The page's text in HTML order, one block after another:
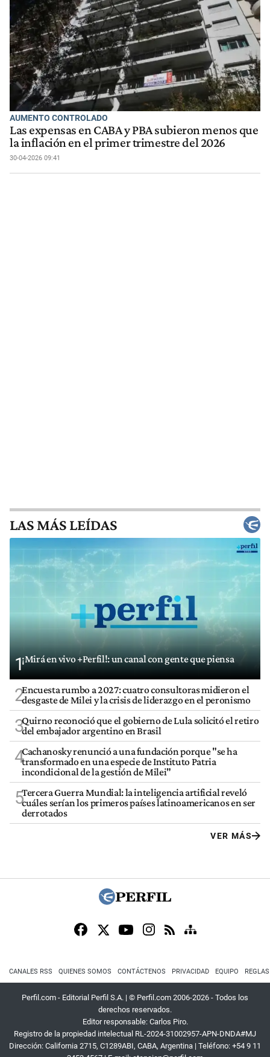
AUMENTO CONTROLADO
Las expensas en CABA y PBA subieron menos que
la inflación en el primer trimestre del 2026
30-04-2026 09:41
LAS MÁS LEÍDAS
1¡Mirá en vivo +Perfil!: un canal con gente que piensa
2Encuesta rumbo a 2027: cuatro consultoras midieron el
desgaste de Milei y la crisis de liderazgo en el peronismo
3Quirno reconoció que el gobierno de Lula solicitó el retiro
del embajador argentino en Brasil
4Cachanosky renunció a una fundación porque "se ha
transformado en una especie de Instituto Patria
incondicional de la gestión de Milei"
5Tercera Guerra Mundial: la inteligencia artificial reveló
cuáles serían los primeros países latinoamericanos en ser
derrotados
VER MÁS
CANALES RSS QUIENES SOMOS CONTÁCTENOS PRIVACIDAD EQUIPO
Perfil.com - Editorial Perfil S.A. | © Perfil.com 2006-2026 - Todos los
derechos reservados.
Editor responsable: Carlos Piro.
Registro de la propiedad intelectual RL-2024-31002957-APN-DNDA#MJ
Dirección: California 2715, C1289ABI, CABA, Argentina | Teléfono: +54 9 11